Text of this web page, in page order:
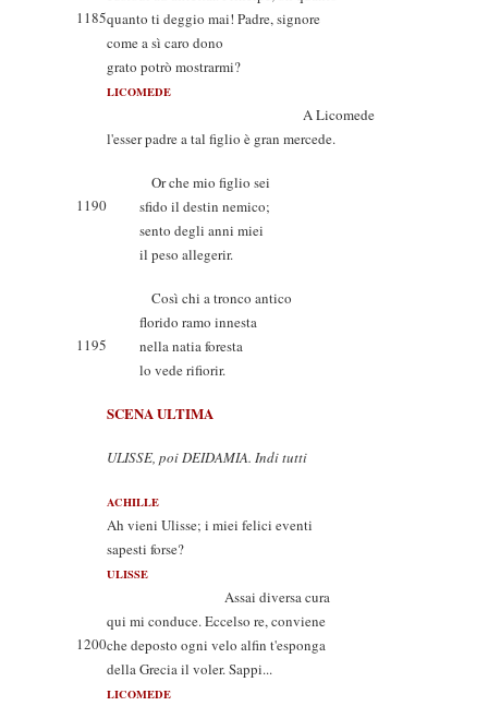
1185quanto ti deggio mai! Padre, signore
come a sì caro dono
grato potrò mostrarmi?
LICOMEDE
A Licomede
l'esser padre a tal figlio è gran mercede.
Or che mio figlio sei
1190
sfido il destin nemico;
sento degli anni miei
il peso allegerir.
Così chi a tronco antico
florido ramo innesta
1195
nella natia foresta
lo vede rifiorir.
SCENA ULTIMA
ULISSE, poi DEIDAMIA. Indi tutti
ACHILLE
Ah vieni Ulisse; i miei felici eventi
sapesti forse?
ULISSE
Assai diversa cura
qui mi conduce. Eccelso re, conviene
1200che deposto ogni velo alfin t'esponga
della Grecia il voler. Sappi...
LICOMEDE